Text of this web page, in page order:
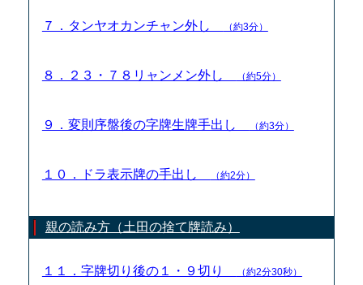
７．タンヤオカンチャン外し （約3分）
８．２３・７８リャンメン外し （約5分）
９．変則序盤後の字牌生牌手出し （約3分）
１０．ドラ表示牌の手出し （約2分）
親の読み方（土田の捨て牌読み）
１１．字牌切り後の１・９切り （約2分30秒）